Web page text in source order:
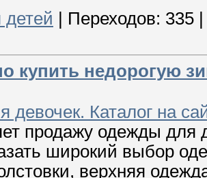
Переходов: 335
купить недорогую
Каталог на
продажу одежды
широкий выбор
верхняя